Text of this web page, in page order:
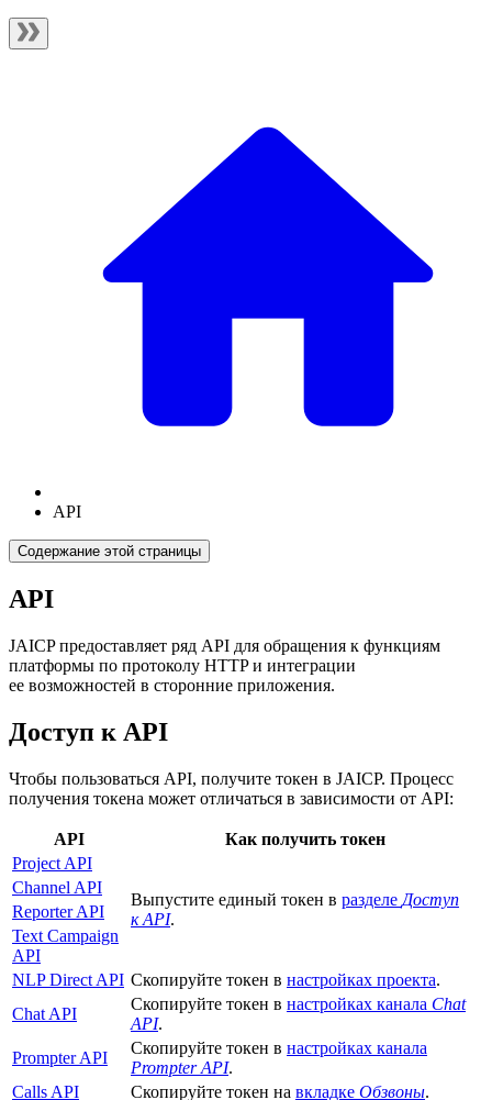
API
Содержание этой страницы
API
JAICP предоставляет ряд API для обращения к функциям
платформы по протоколу HTTP и интеграции
ее возможностей в сторонние приложения.
Доступ к API
Чтобы пользоваться API, получите токен в JAICP. Процесс
получения токена может отличаться в зависимости от API:
API
Как получить токен
Project API
Выпустите единый токен в разделе Доступ
к API.
Channel API
Reporter API
Text Campaign
API
NLP Direct API Скопируйте токен в настройках проекта.
Chat API
Скопируйте токен в настройках канала Chat
API.
Prompter API
Скопируйте токен в настройках канала
Prompter API.
Calls API
Скопируйте токен на вкладке Обзвоны.